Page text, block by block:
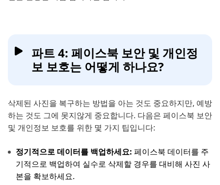
파트 4: 페이스북 보안 및 개인정
보 보호는 어떻게 하나요?
삭제된 사진을 복구하는 방법을 아는 것도 중요하지만, 예방
하는 것도 그에 못지않게 중요합니다. 다음은 페이스북 보안
및 개인정보 보호를 위한 몇 가지 팁입니다:
정기적으로 데이터를 백업하세요: 페이스북 데이터를 주
기적으로 백업하여 실수로 삭제할 경우를 대비해 사진 사
본을 확보하세요.